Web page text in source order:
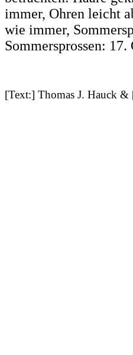
immer, Ohren leicht
wie immer,
Sommersprossen:
[Text:] Thomas J. Hauck